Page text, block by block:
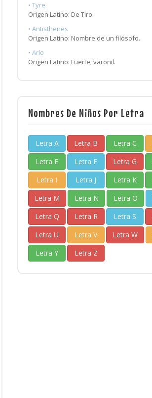
• Tyre
Origen Latino: De Tiro.
• Antisthenes
Origen Latino: Nombre de un filósofo.
• Arlo
Origen Latino: Fuerte; varonil.
Nombres De Niños Por Letra
Letra A Letra B Letra C
Letra E
Letra F Letra G
Letra I
Letra J Letra K
Letra M
Letra N Letra O
Letra Q
Letra R Letra S
Letra U
Letra V Letra W
Letra Y
Letra Z